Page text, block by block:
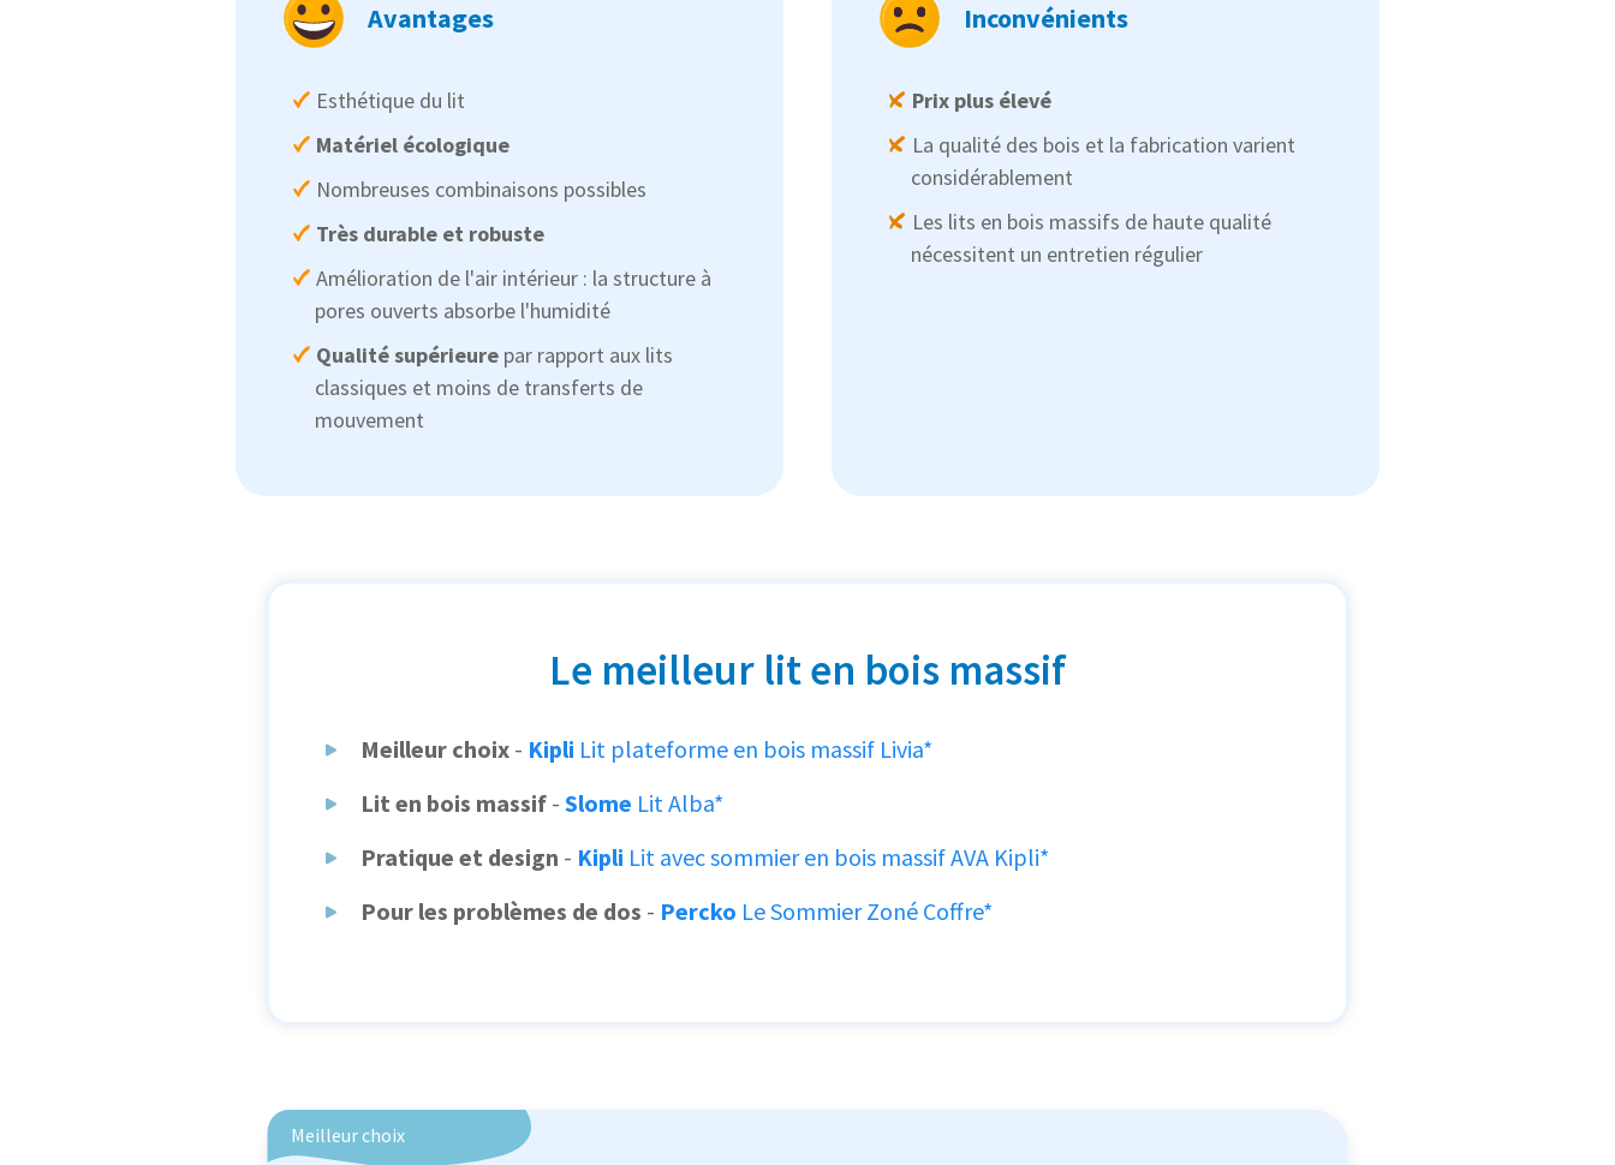
Avantages
Esthétique du lit
Matériel écologique
Nombreuses combinaisons possibles
Très durable et robuste
Amélioration de l'air intérieur : la structure à
pores ouverts absorbe l'humidité
Qualité supérieure par rapport aux lits
classiques et moins de transferts de
mouvement
Inconvénients
Prix ​​plus élevé
La qualité des bois et la fabrication varient
considérablement
Les lits en bois massifs de haute qualité
nécessitent un entretien régulier
Le meilleur lit en bois massif
Meilleur choix - Kipli Lit plateforme en bois massif Livia*
Lit en bois massif - Slome Lit Alba*
Pratique et design - Kipli Lit avec sommier en bois massif AVA Kipli*
Pour les problèmes de dos - Percko Le Sommier Zoné Coffre*
Meilleur choix